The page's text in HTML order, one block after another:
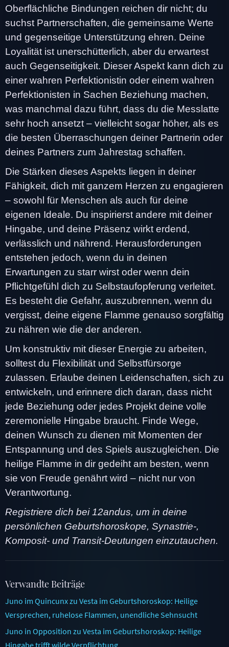
Oberflächliche Bindungen reichen dir nicht; du
suchst Partnerschaften, die gemeinsame Werte
und gegenseitige Unterstützung ehren. Deine
Loyalität ist unerschütterlich, aber du erwartest
auch Gegenseitigkeit. Dieser Aspekt kann dich zu
einer wahren Perfektionistin oder einem wahren
Perfektionisten in Sachen Beziehung machen,
was manchmal dazu führt, dass du die Messlatte
sehr hoch ansetzt – vielleicht sogar höher, als es
die besten Überraschungen deiner Partnerin oder
deines Partners zum Jahrestag schaffen.
Die Stärken dieses Aspekts liegen in deiner
Fähigkeit, dich mit ganzem Herzen zu engagieren
– sowohl für Menschen als auch für deine
eigenen Ideale. Du inspirierst andere mit deiner
Hingabe, und deine Präsenz wirkt erdend,
verlässlich und nährend. Herausforderungen
entstehen jedoch, wenn du in deinen
Erwartungen zu starr wirst oder wenn dein
Pflichtgefühl dich zu Selbstaufopferung verleitet.
Es besteht die Gefahr, auszubrennen, wenn du
vergisst, deine eigene Flamme genauso sorgfältig
zu nähren wie die der anderen.
Um konstruktiv mit dieser Energie zu arbeiten,
solltest du Flexibilität und Selbstfürsorge
zulassen. Erlaube deinen Leidenschaften, sich zu
entwickeln, und erinnere dich daran, dass nicht
jede Beziehung oder jedes Projekt deine volle
zeremonielle Hingabe braucht. Finde Wege,
deinen Wunsch zu dienen mit Momenten der
Entspannung und des Spiels auszugleichen. Die
heilige Flamme in dir gedeiht am besten, wenn
sie von Freude genährt wird – nicht nur von
Verantwortung.
Registriere dich bei 12andus, um in deine
persönlichen Geburtshoroskope, Synastrie-,
Komposit- und Transit-Deutungen einzutauchen.
Verwandte Beiträge
Juno im Quincunx zu Vesta im Geburtshoroskop: Heilige
Versprechen, ruhelose Flammen, unendliche Sehnsucht
Juno in Opposition zu Vesta im Geburtshoroskop: Heilige
Hingabe trifft wilde Verpflichtung